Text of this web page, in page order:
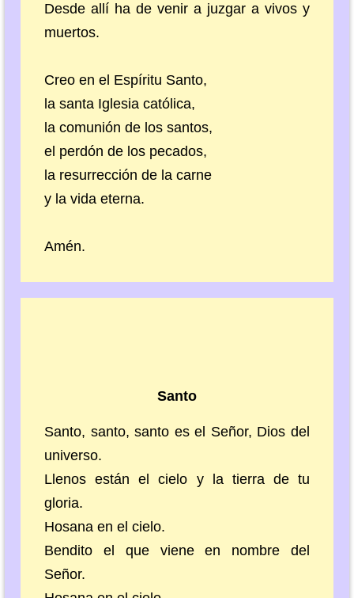
Desde allí ha de venir a juzgar a vivos y
muertos.
Creo en el Espíritu Santo,
la santa Iglesia católica,
la comunión de los santos,
el perdón de los pecados,
la resurrección de la carne
y la vida eterna.
Amén.
Santo
Santo, santo, santo es el Señor, Dios del
universo.
Llenos están el cielo y la tierra de tu
gloria.
Hosana en el cielo.
Bendito el que viene en nombre del
Señor.